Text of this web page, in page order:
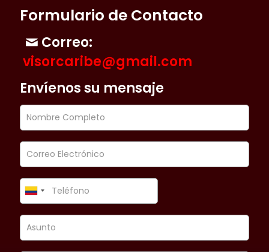
Formulario de Contacto
Correo:
visorcaribe@gmail.com
Envíenos su mensaje